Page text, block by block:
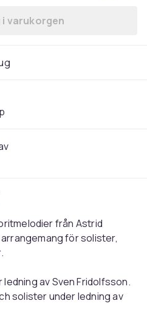
Lägg till Favoritsånger
i varukorgen
från Astrid
för solister,
av Sven Fridolfsson.
solister under ledning av